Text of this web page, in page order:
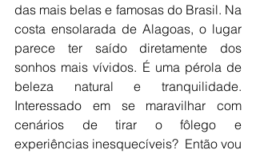
das mais belas e famosas do Brasil. Na
costa ensolarada de Alagoas, o lugar
parece ter saído diretamente dos
sonhos mais vívidos. É uma pérola de
beleza natural e tranquilidade.
Interessado em se maravilhar com
cenários de tirar o fôlego e
experiências inesquecíveis?  Então vou